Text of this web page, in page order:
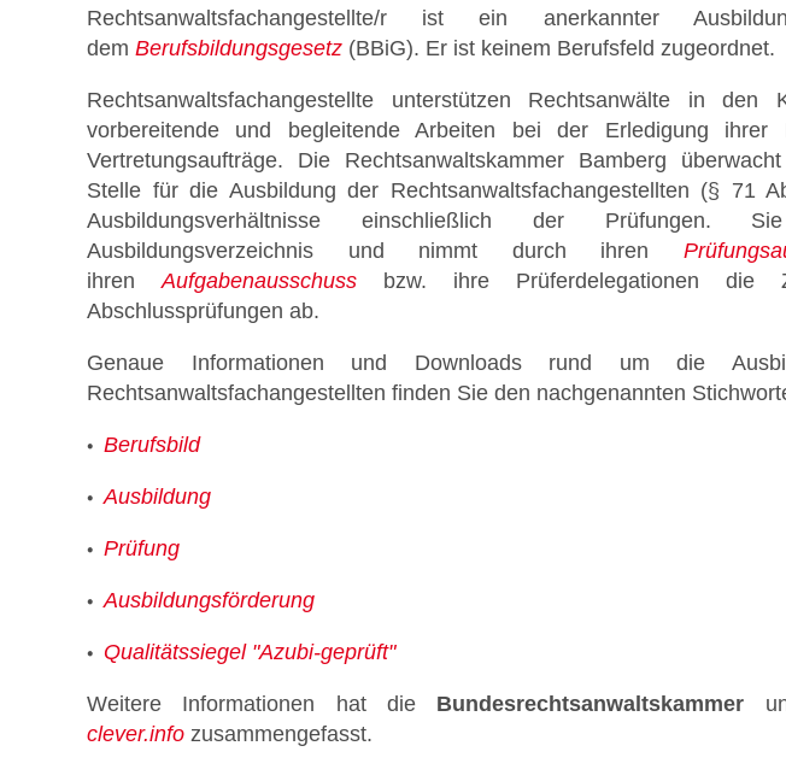
Stellenmarkt
Formulare zum Download
Rechtsanwaltsfachangestellte/r ist ein anerkannter
dem Berufsbildungsgesetz (BBiG). Er ist keinem Berufsfeld zugeordnet.
Rechtsanwaltsfachangestellte unterstützen Rechtsanwälte in den
vorbereitende und begleitende Arbeiten bei der Erledigung ihrer
Vertretungsaufträge. Die Rechtsanwaltskammer Bamberg
Stelle für die Ausbildung der Rechtsanwaltsfachangestellten (§ 71
Ausbildungsverhältnisse einschließlich der Prüfungen.
Ausbildungsverzeichnis und nimmt durch ihren
ihrenAufgabenausschuss bzw. ihre Prüferdelegationen die
Abschlussprüfungen ab.
Genaue Informationen und Downloads rund um die
Rechtsanwaltsfachangestellten finden Sie den nachgenannten
Berufsbild
Ausbildung
Prüfung
Ausbildungsförderung
Qualitätssiegel "Azubi-geprüft"
Weitere Informationen hat die Bundesrechtsanwaltskammer
clever.info zusammengefasst.